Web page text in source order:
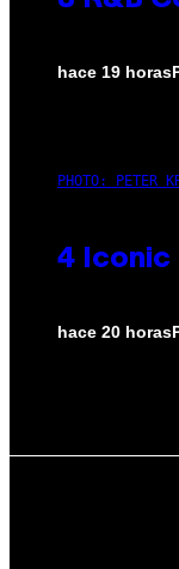
hace 19 horas
PHOTO: PETER
4 Iconic
hace 20 horas